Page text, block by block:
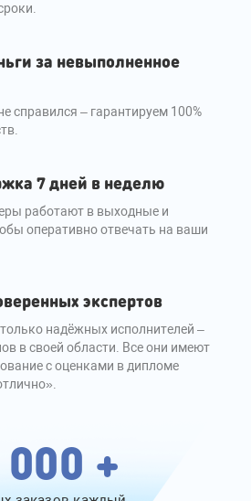
за невыполненное
справился – гарантируем 100%
7 дней в неделю
работают в выходные и
оперативно отвечать на ваши
экспертов
надёжных исполнителей –
в своей области. Все они имеют
с оценками в дипломе
+